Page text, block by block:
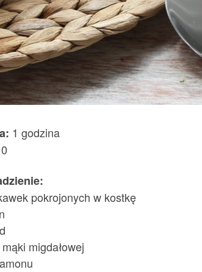
1 godzina
pokrojonych w kostkę
mąki migdałowej